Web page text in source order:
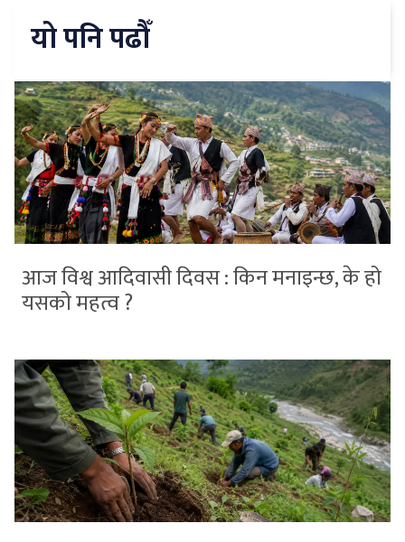
यो पनि पढौँ
आज विश्व आदिवासी दिवस : किन मनाइन्छ, के हो
यसको महत्व ?